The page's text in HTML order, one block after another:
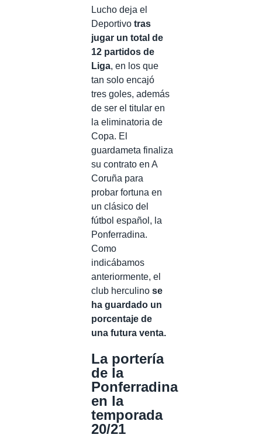
Lucho deja el
Deportivo tras
jugar un total de
12 partidos de
Liga, en los que
tan solo encajó
tres goles, además
de ser el titular en
la eliminatoria de
Copa. El
guardameta finaliza
su contrato en A
Coruña para
probar fortuna en
un clásico del
fútbol español, la
Ponferradina.
Como
indicábamos
anteriormente, el
club herculino se
ha guardado un
porcentaje de
una futura venta.
La portería
de la
Ponferradina
en la
temporada
20/21